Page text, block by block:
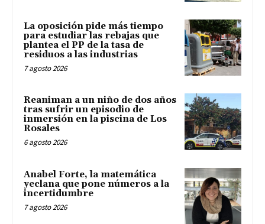
La oposición pide más tiempo
para estudiar las rebajas que
plantea el PP de la tasa de
residuos a las industrias
7 agosto 2026
Reaniman a un niño de dos años
tras sufrir un episodio de
inmersión en la piscina de Los
Rosales
6 agosto 2026
Anabel Forte, la matemática
yeclana que pone números a la
incertidumbre
7 agosto 2026